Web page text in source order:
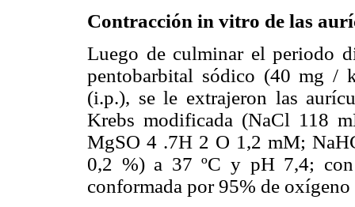
Contracción in vitro de las
Luego de culminar el periodo
pentobarbital sódico (40 mg /
(i.p.), se le extrajeron las
Krebs modificada (NaCl 118
MgSO 4 .7H 2 O 1,2 mM;
0,2 %) a 37 ºC y pH 7,4; con
conformada por 95% de